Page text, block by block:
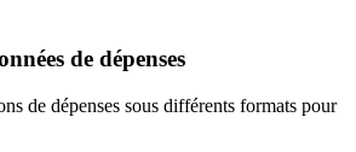
de dépenses
de dépenses sous différents formats pour